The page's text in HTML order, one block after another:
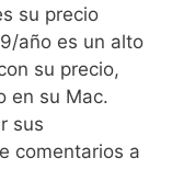
su precio
año es un alto
su precio,
en su Mac.
sus
comentarios a